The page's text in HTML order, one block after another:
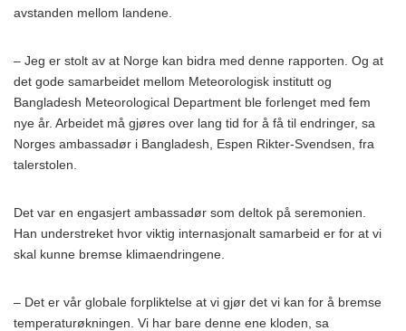
avstanden mellom landene.
– Jeg er stolt av at Norge kan bidra med denne rapporten. Og at
det gode samarbeidet mellom Meteorologisk institutt og
Bangladesh Meteorological Department ble forlenget med fem
nye år. Arbeidet må gjøres over lang tid for å få til endringer, sa
Norges ambassadør i Bangladesh, Espen Rikter-Svendsen, fra
talerstolen.
Det var en engasjert ambassadør som deltok på seremonien.
Han understreket hvor viktig internasjonalt samarbeid er for at vi
skal kunne bremse klimaendringene.
– Det er vår globale forpliktelse at vi gjør det vi kan for å bremse
temperaturøkningen. Vi har bare denne ene kloden, sa